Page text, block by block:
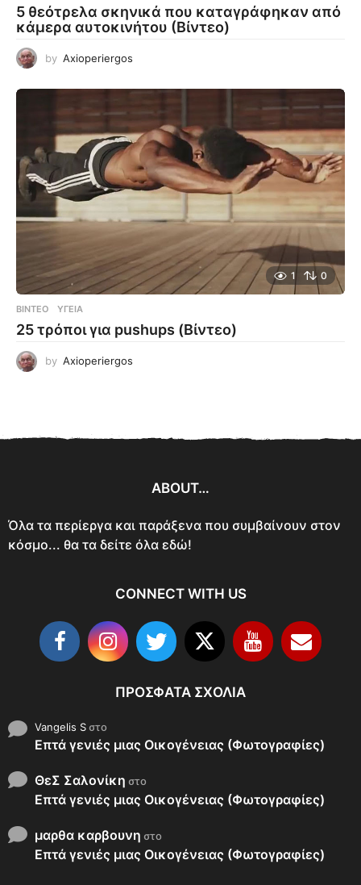
5 θεότρελα σκηνικά που καταγράφηκαν από
κάμερα αυτοκινήτου (Βίντεο)
by Axioperiergos
1 0
ΒΊΝΤΕΟ ΥΓΕΊΑ
25 τρόποι για pushups (Βίντεο)
by Axioperiergos
ABOUT…
Όλα τα περίεργα και παράξενα που συμβαίνουν στον
κόσμο... θα τα δείτε όλα εδώ!
CONNECT WITH US
ΠΡΌΣΦΑΤΑ ΣΧΌΛΙΑ
Vangelis Sστο
Επτά γενιές μιας Οικογένειας (Φωτογραφίες)
ΘεΣ Σαλονίκη στο
Επτά γενιές μιας Οικογένειας (Φωτογραφίες)
μαρθα καρβουνη στο
Επτά γενιές μιας Οικογένειας (Φωτογραφίες)